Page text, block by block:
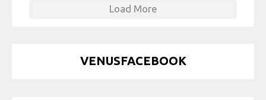
Load More
VENUSFACEBOOK